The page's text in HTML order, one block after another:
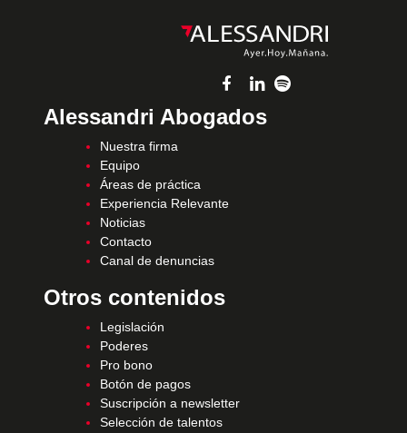
Alessandri Abogados
Nuestra firma
Equipo
Áreas de práctica
Experiencia Relevante
Noticias
Contacto
Canal de denuncias
Otros contenidos
Legislación
Poderes
Pro bono
Botón de pagos
Suscripción a newsletter
Selección de talentos